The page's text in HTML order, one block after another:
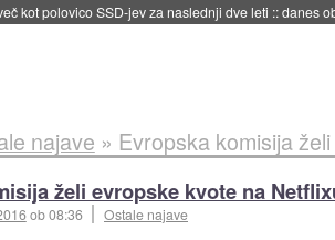
po izvozu prvikrat prehitela Japonsko::danes ob
najave » Evropska komisija
želi evropske kvote na
ob 08:36
Ostale najave